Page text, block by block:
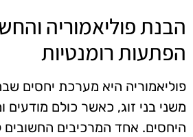
הבנת פוליאמוריה
הפתעות רומנטיות
פוליאמוריה היא מערכת יחסים
משני בני זוג, כאשר כולם
היחסים. אחד המרכיבים